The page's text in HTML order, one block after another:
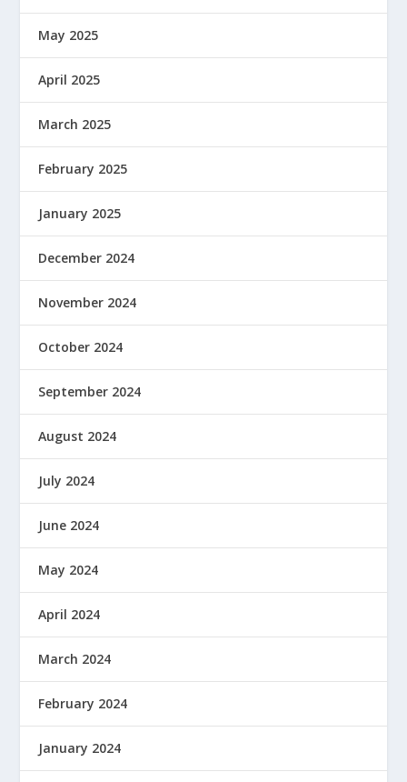
May 2025
April 2025
March 2025
February 2025
January 2025
December 2024
November 2024
October 2024
September 2024
August 2024
July 2024
June 2024
May 2024
April 2024
March 2024
February 2024
January 2024